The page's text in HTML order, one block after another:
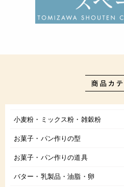
小麦粉・ミックス粉・雑穀粉
お菓子・パン作りの型
お菓子・パン作りの道具
バター・乳製品・油脂・卵